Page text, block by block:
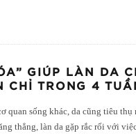
GIÚP LÀN DA
CHỈ TRONG 4
quan sống khác, da cũng tiêu
thẳng, làn da gặp rắc rối với